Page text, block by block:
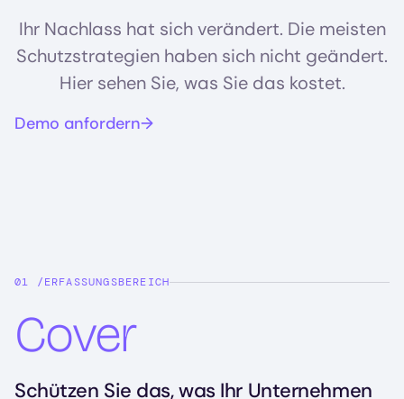
Ihr Nachlass hat sich verändert. Die meisten
Schutzstrategien haben sich nicht geändert.
Hier sehen Sie, was Sie das kostet.
Demo anfordern
ERFASSUNGSBEREICH
Cover
Schützen Sie das, was Ihr Unternehmen